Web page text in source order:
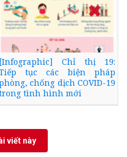
[Infographic] Chỉ thị 19:
tục các biện pháp
chống dịch COVID-19
tình hình mới
viết này